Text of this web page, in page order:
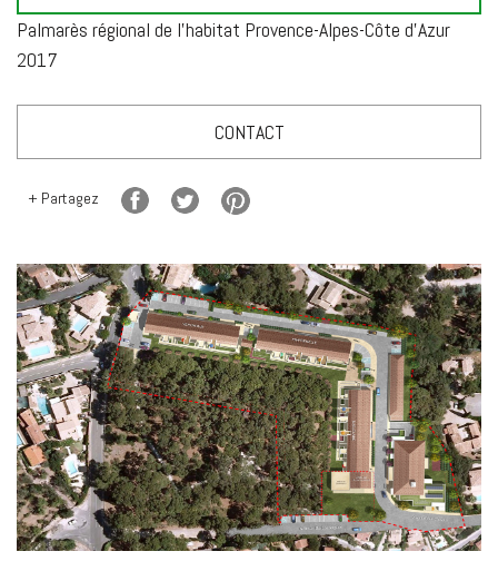
Palmarès régional de l'habitat Provence-Alpes-Côte d'Azur
2017
CONTACT
+ Partagez